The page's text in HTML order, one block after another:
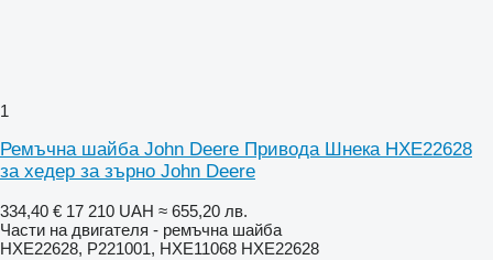
1
Ремъчна шайба John Deere Привода Шнека HXE22628
за хедер за зърно John Deere
334,40 € 17 210 UAH ≈ 655,20 лв.
Части на двигателя - ремъчна шайба
HXE22628, Р221001, HXE11068 HXE22628